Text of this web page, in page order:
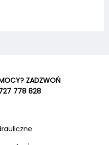
ZADZWOŃ
778 828